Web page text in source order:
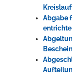
Konzerte, Tagungen und
Die Stadthalle
Abgabe